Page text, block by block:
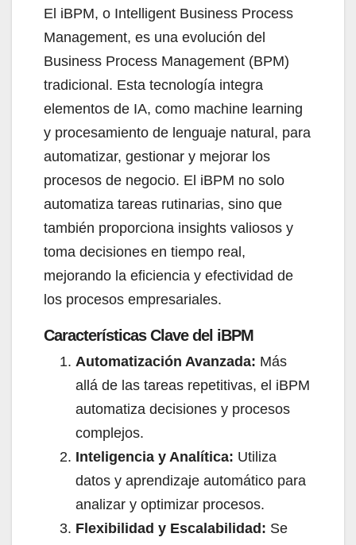
El iBPM, o Intelligent Business Process
Management, es una evolución del
Business Process Management (BPM)
tradicional. Esta tecnología integra
elementos de IA, como machine learning
y procesamiento de lenguaje natural, para
automatizar, gestionar y mejorar los
procesos de negocio. El iBPM no solo
automatiza tareas rutinarias, sino que
también proporciona insights valiosos y
toma decisiones en tiempo real,
mejorando la eficiencia y efectividad de
los procesos empresariales.
Características Clave del iBPM​
Automatización Avanzada: Más
allá de las tareas repetitivas, el iBPM
automatiza decisiones y procesos
complejos.
Inteligencia y Analítica: Utiliza
datos y aprendizaje automático para
analizar y optimizar procesos.
Flexibilidad y Escalabilidad: Se